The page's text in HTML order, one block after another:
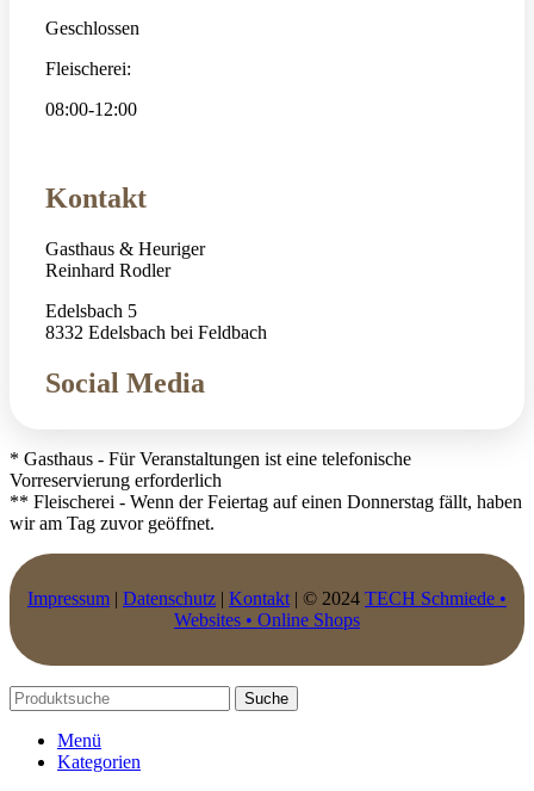
Geschlossen
Fleischerei:
08:00-12:00
Kontakt
Gasthaus & Heuriger
Reinhard Rodler
Edelsbach 5
8332 Edelsbach bei Feldbach
Social Media
* Gasthaus - Für Veranstaltungen ist eine telefonische
Vorreservierung erforderlich
** Fleischerei - Wenn der Feiertag auf einen Donnerstag fällt, haben
wir am Tag zuvor geöffnet.
Impressum | Datenschutz | Kontakt | © 2024 TECH Schmiede •
Websites • Online Shops
Suche
Menü
Kategorien